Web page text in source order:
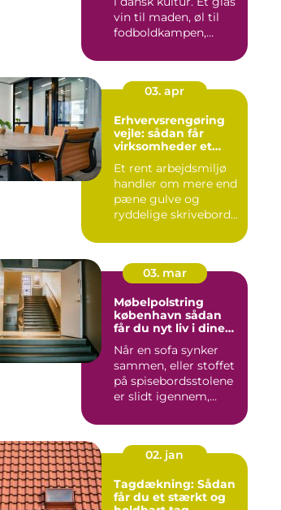
vin til maden, øl til
fodboldkampen,
03. apr
Erhvervsrengøring
vejle: sådan får
virksomheder et
præsentabelt
arbejdsmiljø
Et rent arbejdsmiljø
handler om mere end
pæne gulve og
ryddelige skriveborde.
virksomheder...
03. mar
Møbelpolstring
københavn sådan
får du nyt liv i dine
Når en sofa synker
sammen, eller stoffet
på spisebordsstolene
er slidt igennem,
02. jan
Tagdækning: Sådan
får du et stærkt og